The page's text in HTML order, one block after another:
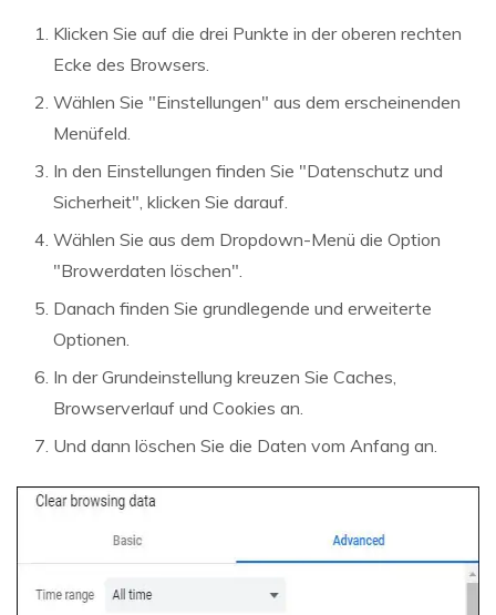
Klicken Sie auf die drei Punkte in der oberen rechten
Ecke des Browsers.
Wählen Sie "Einstellungen" aus dem erscheinenden
Menüfeld.
In den Einstellungen finden Sie "Datenschutz und
Sicherheit", klicken Sie darauf.
Wählen Sie aus dem Dropdown-Menü die Option
"Browerdaten löschen".
Danach finden Sie grundlegende und erweiterte
Optionen.
In der Grundeinstellung kreuzen Sie Caches,
Browserverlauf und Cookies an.
Und dann löschen Sie die Daten vom Anfang an.